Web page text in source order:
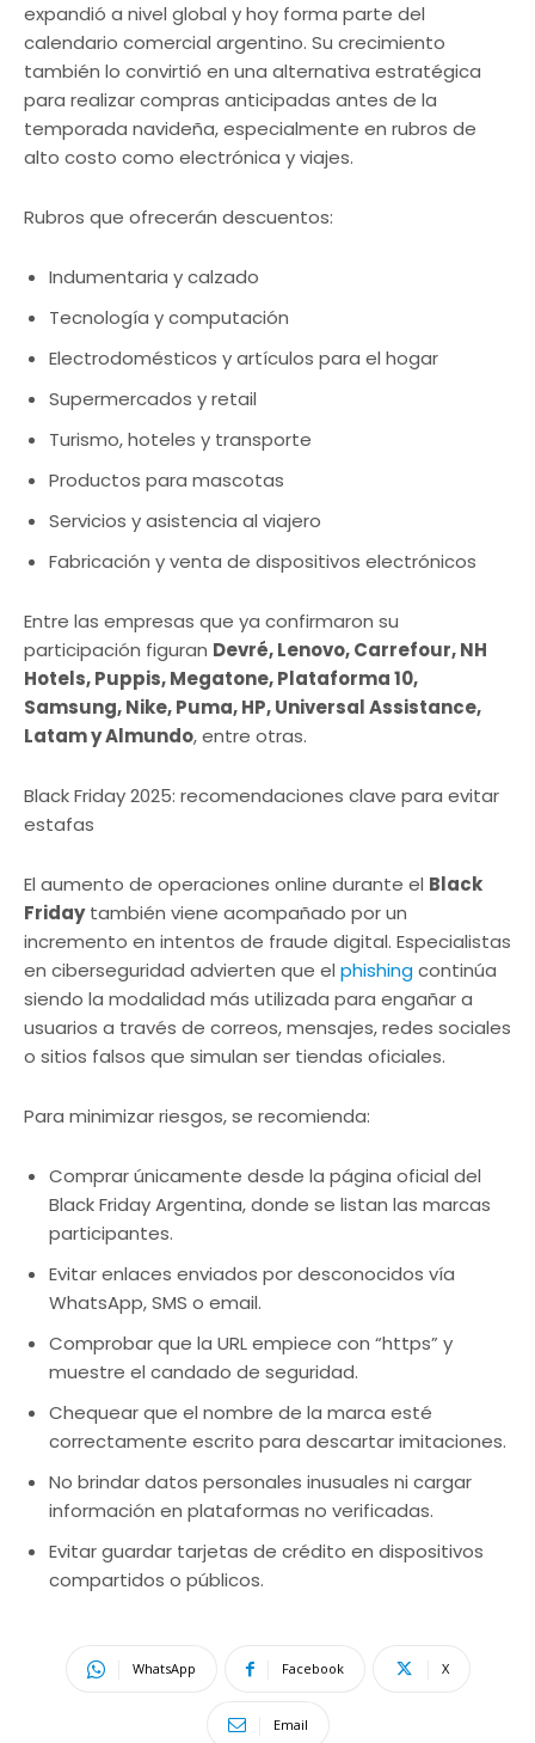
expandió a nivel global y hoy forma parte del
calendario comercial argentino. Su crecimiento
también lo convirtió en una alternativa estratégica
para realizar compras anticipadas antes de la
temporada navideña, especialmente en rubros de
alto costo como electrónica y viajes.
Rubros que ofrecerán descuentos:
Indumentaria y calzado
Tecnología y computación
Electrodomésticos y artículos para el hogar
Supermercados y retail
Turismo, hoteles y transporte
Productos para mascotas
Servicios y asistencia al viajero
Fabricación y venta de dispositivos electrónicos
Entre las empresas que ya confirmaron su
participación figuran Devré, Lenovo, Carrefour, NH
Hotels, Puppis, Megatone, Plataforma 10,
Samsung, Nike, Puma, HP, Universal Assistance,
Latam y Almundo, entre otras.
Black Friday 2025: recomendaciones clave para evitar
estafas
El aumento de operaciones online durante el Black
Fridaytambién viene acompañado por un
incremento en intentos de fraude digital. Especialistas
en ciberseguridad advierten que el phishingcontinúa
siendo la modalidad más utilizada para engañar a
usuarios a través de correos, mensajes, redes sociales
o sitios falsos que simulan ser tiendas oficiales.
Para minimizar riesgos, se recomienda:
Comprar únicamente desde la página oficial del
Black Friday Argentina, donde se listan las marcas
participantes.
Evitar enlaces enviados por desconocidos vía
WhatsApp, SMS o email.
Comprobar que la URL empiece con “https” y
muestre el candado de seguridad.
Chequear que el nombre de la marca esté
correctamente escrito para descartar imitaciones.
No brindar datos personales inusuales ni cargar
información en plataformas no verificadas.
Evitar guardar tarjetas de crédito en dispositivos
compartidos o públicos.
WhatsApp Facebook X
Email